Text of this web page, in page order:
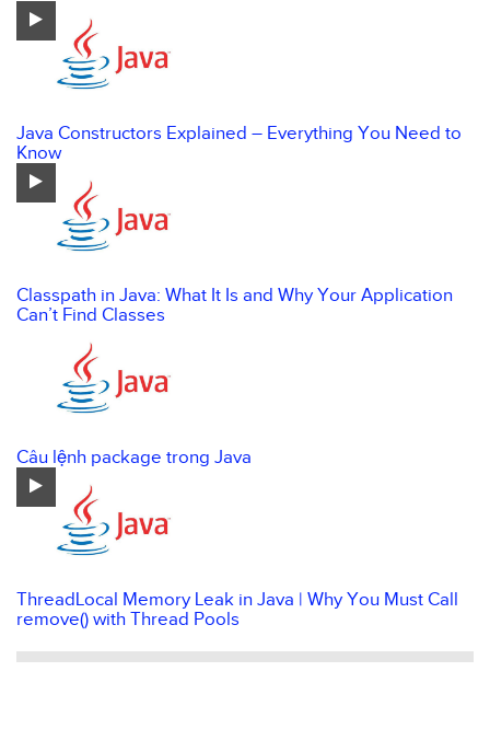
Java Constructors Explained – Everything You Need to
Know
Classpath in Java: What It Is and Why Your Application
Can’t Find Classes
Câu lệnh package trong Java
ThreadLocal Memory Leak in Java | Why You Must Call
remove() with Thread Pools